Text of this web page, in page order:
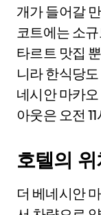
개가 들어갈
코트에는 소
타르트 맛집
니라 한식당
네시안 마카
아웃은 오전
호텔의 위
더 베네시안